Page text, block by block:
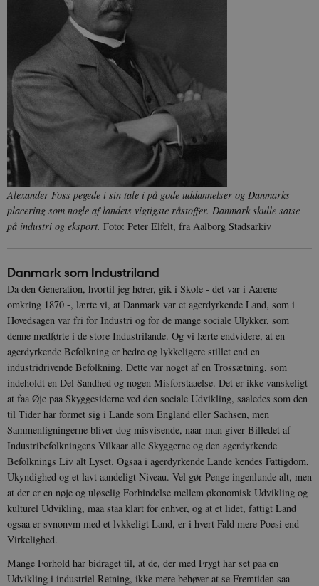
Alexander Foss pegede i sin tale i på gode uddannelser og Danmarks
placering som nogle af landets vigtigste råstoffer. Danmark skulle satse
på industri og eksport. Foto: Peter Elfelt, fra Aalborg Stadsarkiv
Danmark som Industriland
Da den Generation, hvortil jeg hører, gik i Skole - det var i Aarene
omkring 1870 -, lærte vi, at Danmark var et agerdyrkende Land, som i
Hovedsagen var fri for Industri og for de mange sociale Ulykker, som
denne medførte i de store Industrilande. Og vi lærte endvidere, at en
agerdyrkende Befolkning er bedre og lykkeligere stillet end en
industridrivende Befolkning. Dette var noget af en Trossætning, som
indeholdt en Del Sandhed og nogen Misforstaaelse. Det er ikke vanskeligt
at faa Øje paa Skyggesiderne ved den sociale Udvikling, saaledes som den
til Tider har formet sig i Lande som England eller Sachsen, men
Sammenligningerne bliver dog misvisende, naar man giver Billedet af
Industribefolkningens Vilkaar alle Skyggerne og den agerdyrkende
Befolknings Liv alt Lyset. Ogsaa i agerdyrkende Lande kendes Fattigdom,
Ukyndighed og et lavt aandeligt Niveau. Vel gør Penge ingenlunde alt, men
at der er en nøje og uløselig Forbindelse mellem økonomisk Udvikling og
kulturel Udvikling, maa staa klart for enhver, og at et lidet, fattigt Land
ogsaa er svnonvm med et lvkkeligt Land, er i hvert Fald mere Poesi end
Virkelighed.
Mange Forhold har bidraget til, at de, der med Frygt har set paa en
Udvikling i industriel Retning, ikke mere behøver at se Fremtiden saa